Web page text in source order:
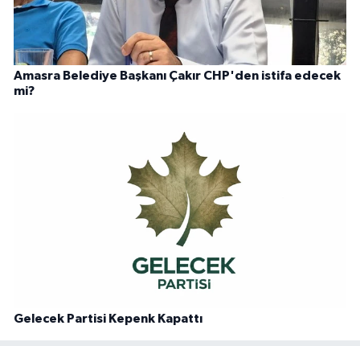
Amasra Belediye Başkanı Çakır CHP'den istifa edecek
mi?
Gelecek Partisi Kepenk Kapattı